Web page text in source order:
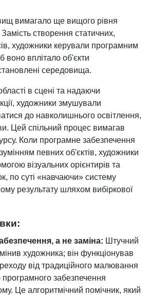
вимагало ще вищого рівня
створення статичних,
художники керували програмним
воно вплітало об'єкти
середовища.
в сцені та надаючи
художники змушували
до навколишнього освітлення,
Цей спільний процес вимагав
Коли програмне забезпечення
певних об'єктів, художники
візуальних орієнтирів та
по суті «навчаючи» систему
результату шляхом вибіркової
а не заміна: Штучний
художника; він функціонував
від традиційного малювання
забезпечення
Це алгоритмічний помічник, який